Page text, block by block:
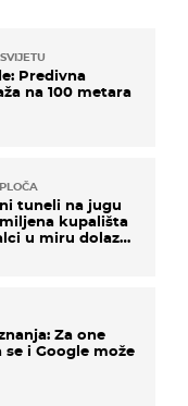
Predivna
na 100 metara
tuneli na jugu
kupališta
u miru dolaze
Za one
i Google može